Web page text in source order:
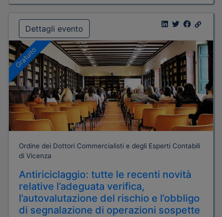
Dettagli evento
Gratuito
Ordine dei Dottori Commercialisti e degli Esperti Contabili
di Vicenza
Antiriciclaggio: tutte le recenti novità
relative l’adeguata verifica,
l’autovalutazione del rischio e l’obbligo
di segnalazione di operazioni sospette